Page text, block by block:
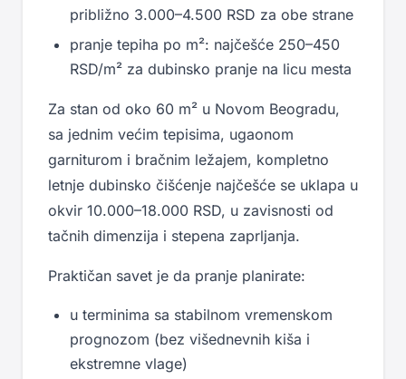
približno 3.000–4.500 RSD za obe strane
pranje tepiha po m²: najčešće 250–450
RSD/m² za dubinsko pranje na licu mesta
Za stan od oko 60 m² u Novom Beogradu,
sa jednim većim tepisima, ugaonom
garniturom i bračnim ležajem, kompletno
letnje dubinsko čišćenje najčešće se uklapa u
okvir 10.000–18.000 RSD, u zavisnosti od
tačnih dimenzija i stepena zaprljanja.
Praktičan savet je da pranje planirate:
u terminima sa stabilnom vremenskom
prognozom (bez višednevnih kiša i
ekstremne vlage)